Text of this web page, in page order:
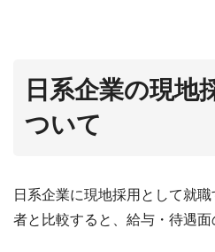
日系企業の現地
ついて
日系企業に現地採用として就
者と比較すると、給与・待遇面